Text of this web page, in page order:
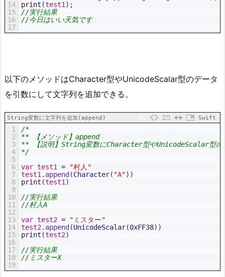
14
15
16
17
print (test1) ;
//実行結果
//今日はいい天気です
以下のメソッドはCharacter型やUnicodeScalar型のデータ
を引数にして文字列を追加できる。
String変数に文字列を追加(append) Swift
1
2
3
4
5
6
7
8
9
10
11
12
13
14
15
16
17
18
19
/*
** 【メソッド】append
** 【説明】String変数にCharacter型やUnicodeScalar型の
*/
var test1 =
"村人"
test1 . append (Character( "A") )
print (test1 )
//実行結果
//村人A
var test2 =
"ミスター"
test2. append (UnicodeScalar(0xFF38) )
print (test2)
//実行結果
//ミスターX